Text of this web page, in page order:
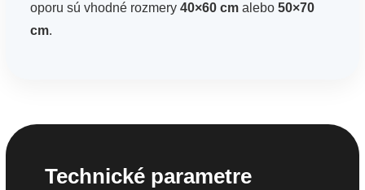
oporu sú vhodné rozmery 40×60 cm alebo 50×70
cm.
Technické parametre